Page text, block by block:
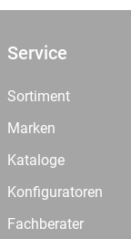
Service
Sortiment
Marken
Kataloge
Konfiguratoren
Fachberater